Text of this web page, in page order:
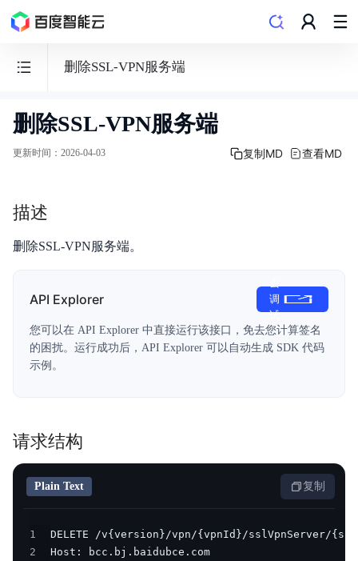
删除SSL-VPN服务端
私
有
VPC
功能发布记录
产品描述
典型实践
API参考
VPC CLI
删除SSL-VPN服务端
更新时间 ： 2026-04-03 复制MD 查看MD
描述
删除SSL-VPN服务端。
API Explorer
调
试
您可以在 API Explorer 中直接运行该接口，免去您计算签名
的困扰。运行成功后，API Explorer 可以自动生成 SDK 代码
示例。
请求结构
Plain Text 复制
1
2